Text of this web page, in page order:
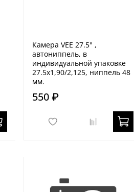
Камера VEE 27.5" ,
автониппель, в
индивидуальной упаковке
27.5x1,90/2,125, ниппель 48
мм.
550 ₽